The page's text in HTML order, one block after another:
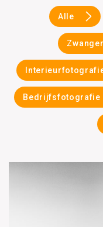
Alle
Bedrijfsfotografie